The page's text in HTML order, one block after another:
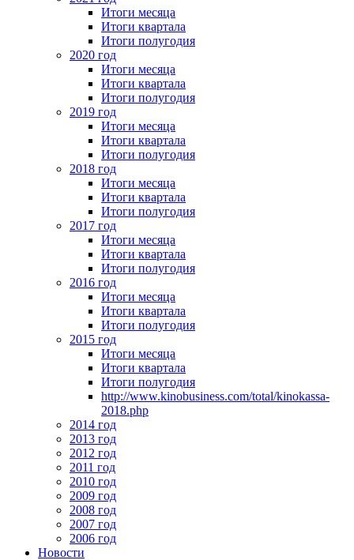
Итоги месяца
Итоги квартала
Итоги полугодия
2020 год
Итоги месяца
Итоги квартала
Итоги полугодия
2019 год
Итоги месяца
Итоги квартала
Итоги полугодия
2018 год
Итоги месяца
Итоги квартала
Итоги полугодия
2017 год
Итоги месяца
Итоги квартала
Итоги полугодия
2016 год
Итоги месяца
Итоги квартала
Итоги полугодия
2015 год
Итоги месяца
Итоги квартала
Итоги полугодия
http://www.kinobusiness.com/total/kinokassa-
2018.php
2014 год
2013 год
2012 год
2011 год
2010 год
2009 год
2008 год
2007 год
2006 год
Новости